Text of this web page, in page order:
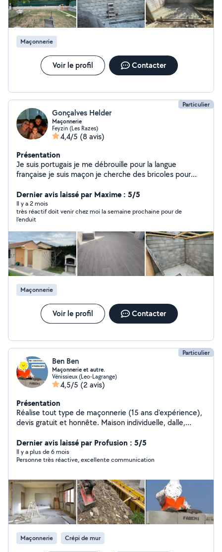
Maçonnerie
Voir le profil Contacter
Particulier
Gonçalves Helder
Maçonnerie
Feyzin (Les Razes)
4,4/5 (8 avis)
Présentation
Je suis portugais je me débrouille pour la langue
française je suis maçon je cherche des bricoles pour
peu faire toute sorte de bricoles. merci
Dernier avis laissé par Maxime : 5/5
Il y a 2 mois
très réactif doit venir chez moi la semaine prochaine pour de
l’enduit
Maçonnerie
Voir le profil Contacter
Particulier
Ben Ben
Maçonnerie et autre.
Vénissieux (Leo-Lagrange)
4,5/5 (2 avis)
Présentation
Réalise tout type de maçonnerie (15 ans d'expérience),
devis gratuit et honnête. Maison individuelle, dalle,
Joignable directement car je ne pas répondre sur le site
merci. 07c88c56c38c72
Dernier avis laissé par Profusion : 5/5
Il y a plus de 6 mois
Personne très réactive, excellente communication
Maçonnerie Crépi de mur